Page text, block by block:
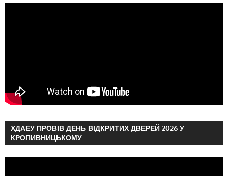
ХДАЕУ ПРОВІВ ДЕНЬ ВІДКРИТИХ ДВЕРЕЙ 2026 У
КРОПИВНИЦЬКОМУ